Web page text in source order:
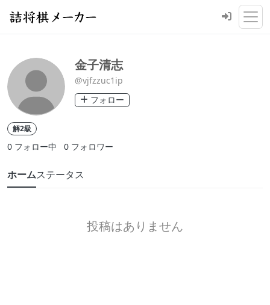
金子清志
@vjfzzuc1ip
フォロー
解2級
0 フォロー中 0 フォロワー
ホームステータス
投稿はありません